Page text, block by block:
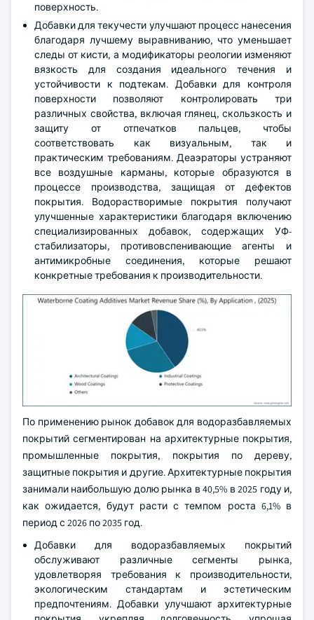
поверхность.
Добавки для текучести улучшают процесс нанесения
благодаря лучшему выравниванию, что уменьшает
следы от кисти, а модификаторы реологии изменяют
вязкость для создания идеального течения и
устойчивости к подтекам. Добавки для контроля
поверхности позволяют контролировать три
различных свойства, включая глянец, скользкость и
защиту от отпечатков пальцев, чтобы
соответствовать как визуальным, так и
практическим требованиям. Деаэраторы устраняют
все воздушные карманы, которые образуются в
процессе производства, защищая от дефектов
покрытия. Водорастворимые покрытия получают
улучшенные характеристики благодаря включению
специализированных добавок, содержащих УФ-
стабилизаторы, противовспенивающие агенты и
антимикробные соединения, которые решают
конкретные требования к производительности.
По применению рынок добавок для водоразбавляемых
покрытий сегментирован на архитектурные покрытия,
промышленные покрытия, покрытия по дереву,
защитные покрытия и другие. Архитектурные покрытия
занимали наибольшую долю рынка в 40,5% в 2025 году и,
как ожидается, будут расти с темпом роста 6,1% в
период с 2026 по 2035 год.
Добавки для водоразбавляемых покрытий
обслуживают различные сегменты рынка,
удовлетворяя требования к производительности,
экологическим стандартам и эстетическим
предпочтениям. Добавки улучшают архитектурные